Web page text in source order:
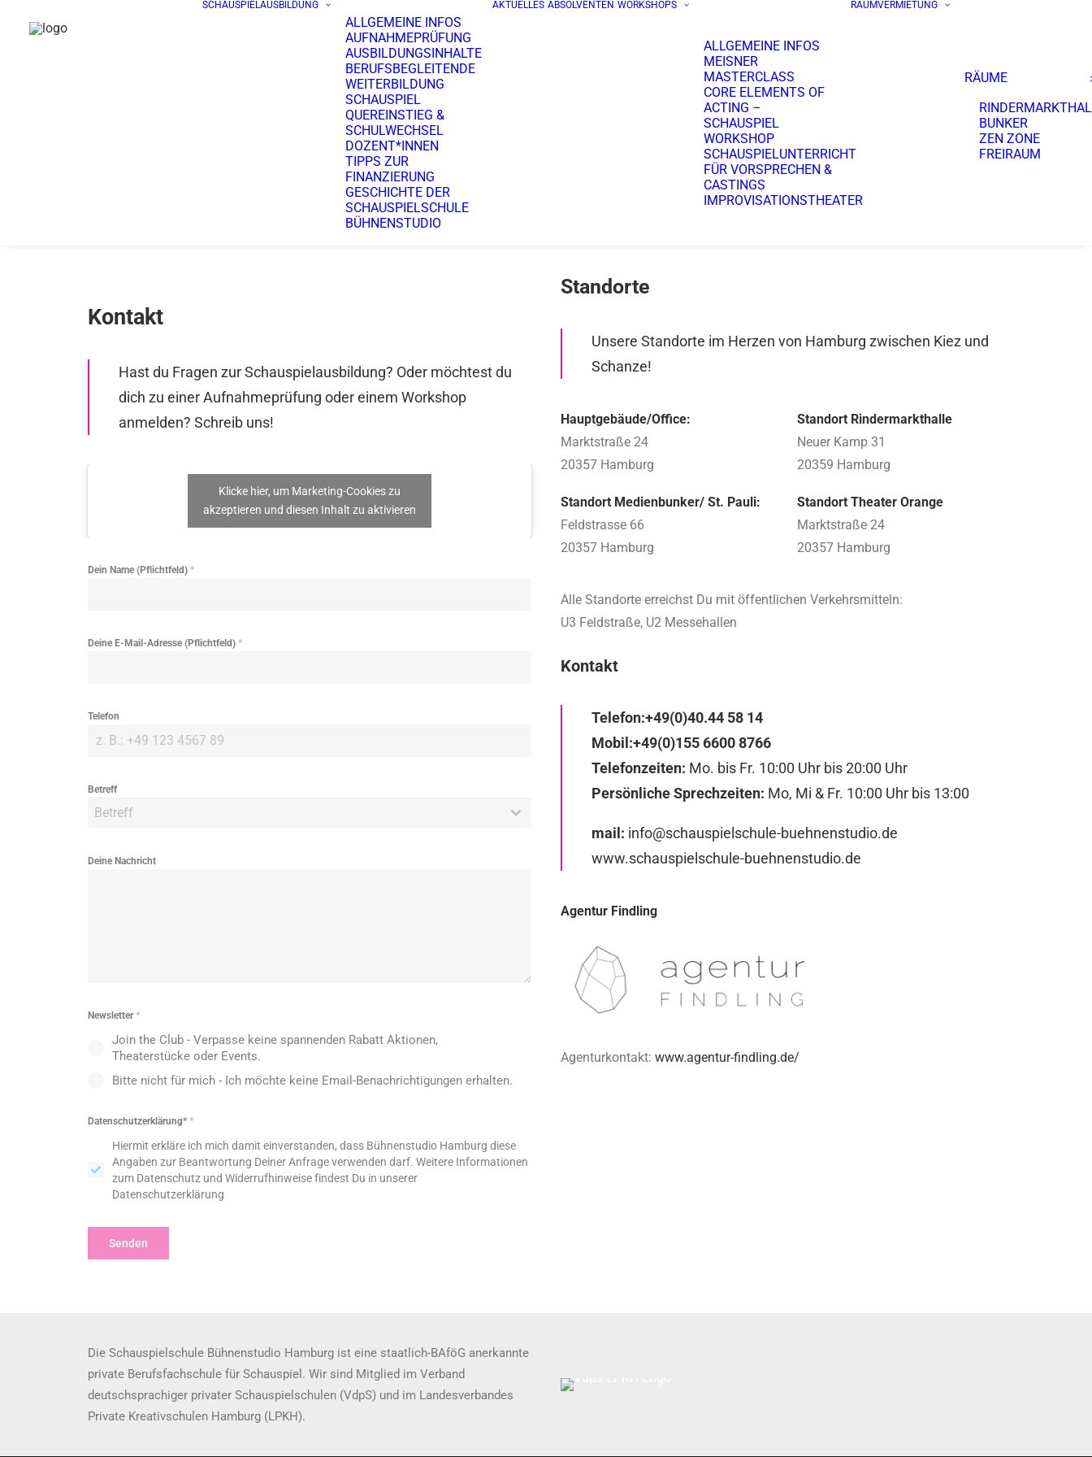
SCHAUSPIELAUSBILDUNG
ALLGEMEINE INFOS
AUFNAHMEPRÜFUNG
AUSBILDUNGSINHALTE
BERUFSBEGLEITENDE
WEITERBILDUNG
SCHAUSPIEL
QUEREINSTIEG &
SCHULWECHSEL
DOZENT*INNEN
TIPPS ZUR
FINANZIERUNG
GESCHICHTE DER
SCHAUSPIELSCHULE
BÜHNENSTUDIO
AKTUELLES ABSOLVENTEN WORKSHOPS
ALLGEMEINE INFOS
MEISNER
MASTERCLASS
CORE ELEMENTS OF
ACTING –
SCHAUSPIEL
WORKSHOP
SCHAUSPIELUNTERRICHT
FÜR VORSPRECHEN &
CASTINGS
IMPROVISATIONSTHEATER
RAUMVERMIETUNG
RÄUME
BUNKER
ZEN ZONE
FREIRAUM
Kontakt
Hast du Fragen zur Schauspielausbildung? Oder möchtest du
dich zu einer Aufnahmeprüfung oder einem Workshop
anmelden? Schreib uns!
Klicke hier, um Marketing-Cookies zu
akzeptieren und diesen Inhalt zu aktivieren
Dein Name (Pflichtfeld) *
Deine E-Mail-Adresse (Pflichtfeld) *
Telefon
Betreff
Betreff
Deine Nachricht
Newsletter*
Join the Club - Verpasse keine spannenden Rabatt Aktionen,
Theaterstücke oder Events.
Bitte nicht für mich - Ich möchte keine Email-Benachrichtigungen erhalten.
Datenschutzerklärung* *
Hiermit erkläre ich mich damit einverstanden, dass Bühnenstudio Hamburg diese
Angaben zur Beantwortung Deiner Anfrage verwenden darf. Weitere Informationen
zum Datenschutz und Widerrufhinweise findest Du in unserer
Datenschutzerklärung
Senden
Standorte
Unsere Standorte im Herzen von Hamburg zwischen Kiez und
Schanze!
Hauptgebäude/Office:
Marktstraße 24
20357 Hamburg
Standort Medienbunker/ St. Pauli:
Feldstrasse 66
20357 Hamburg
Standort Rindermarkthalle
Neuer Kamp 31
20359 Hamburg
Standort Theater Orange
Marktstraße 24
20357 Hamburg
Alle Standorte erreichst Du mit öffentlichen Verkehrsmitteln:
U3 Feldstraße, U2 Messehallen
Kontakt
Telefon:+49(0)40.44 58 14
Mobil:+49(0)155 6600 8766
Telefonzeiten: Mo. bis Fr. 10:00 Uhr bis 20:00 Uhr
Persönliche Sprechzeiten: Mo, Mi & Fr. 10:00 Uhr bis 13:00
mail: info@schauspielschule-buehnenstudio.de
www.schauspielschule-buehnenstudio.de
Agentur Findling
Agenturkontakt: www.agentur-findling.de/
Die Schauspielschule Bühnenstudio Hamburg ist eine staatlich-BAföG anerkannte
private Berufsfachschule für Schauspiel. Wir sind Mitglied im Verband
deutschsprachiger privater Schauspielschulen (VdpS) und im Landesverbandes
Private Kreativschulen Hamburg (LPKH).